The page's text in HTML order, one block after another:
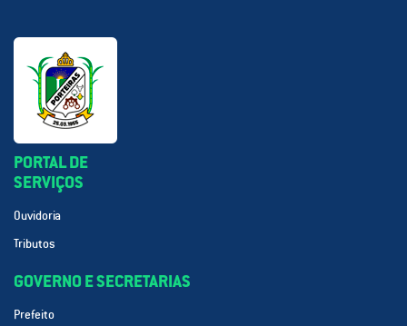
PORTAL DE
SERVIÇOS
Ouvidoria
Tributos
GOVERNO E SECRETARIAS
Prefeito